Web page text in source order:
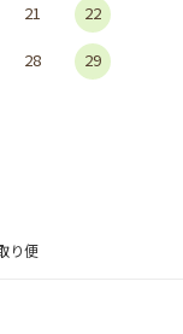
21 22
28 29
り便